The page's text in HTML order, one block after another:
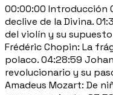
00:00:00 Introducción
declive de la Divina.
del violín y su
Frédéric Chopin: La
polaco. 04:28:59
revolucionario y su
Amadeus Mozart: De